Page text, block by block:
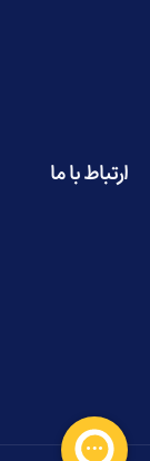
ارتباط با ما